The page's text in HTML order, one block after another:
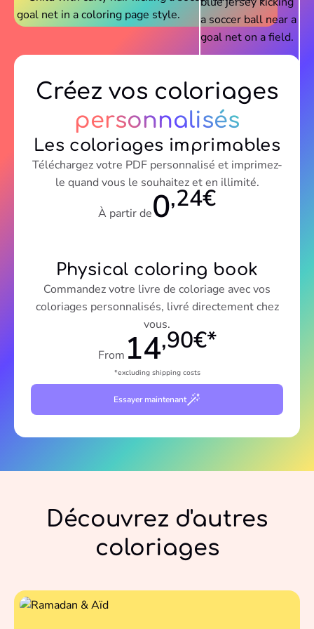
Créez vos coloriages
personnalisés
Les coloriages imprimables
Téléchargez votre PDF personnalisé et imprimez-
le quand vous le souhaitez et en illimité.
À partir de0,24€
Physical coloring book
Commandez votre livre de coloriage avec vos
coloriages personnalisés, livré directement chez
vous.
From 14,90€*
*excluding shipping costs
Essayer maintenant
Découvrez d'autres
coloriages